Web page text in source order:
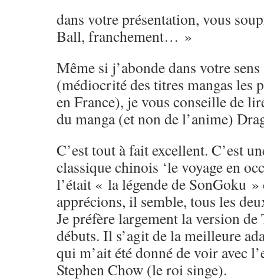
dans votre présentation, vous
Ball, franchement… »
Même si j’abonde dans votre
(médiocrité des titres mangas les
en France), je vous conseille de
du manga (et non de l’anime)
C’est tout à fait excellent. C’est
classique chinois ‘le voyage en
l’était « la légende de SonGoku »
apprécions, il semble, tous les
Je préfère largement la version de
débuts. Il s’agit de la meilleure
qui m’ait été donné de voir avec
Stephen Chow (le roi singe).